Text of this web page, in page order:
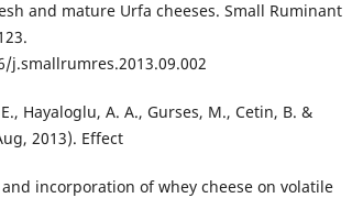
and mature Urfa cheeses. Small Ruminant
Hayaloglu, A. A., Gurses, M., Cetin, B. &
2013). Effect
incorporation of whey cheese on volatile